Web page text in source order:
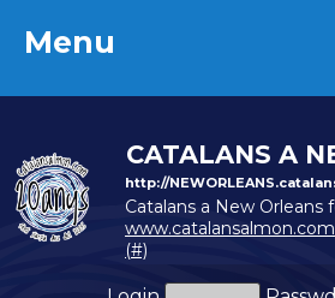
Menu
CATALANS A
http://
Catalans a New
www.catalansalmon.com
(#)
Menu